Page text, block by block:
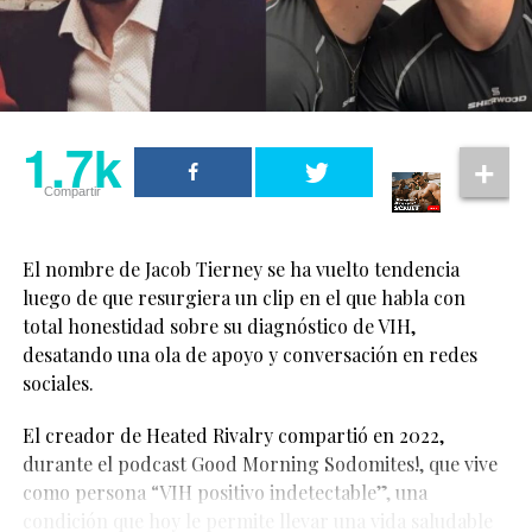
incluidas las parejas y familias LGBT+, que merecen vivir
con seguridad y dignidad.
1.7k
estos personajes
aparentemente
heterosexuales siendo
dos personas queer, y
aun así contar una
cercanía”, comentó.
“Hay algo realmente
especial en eso”, añadió
la actriz.
Las declaraciones de Cynthia Erivo han sido celebradas
El tema no llega solo: “RUNWAY” forma parte del
soundtrack de
The Devil Wears Prada 2, y suena durante
1.7k
Compartir
El nombre de Jacob Tierney se ha vuelto tendencia
luego de que resurgiera un clip en el que habla con
total honestidad sobre su diagnóstico de VIH,
desatando una ola de apoyo y conversación en redes
sociales.
El creador de Heated Rivalry compartió en 2022,
durante el podcast Good Morning Sodomites!, que vive
como persona “VIH positivo indetectable”, una